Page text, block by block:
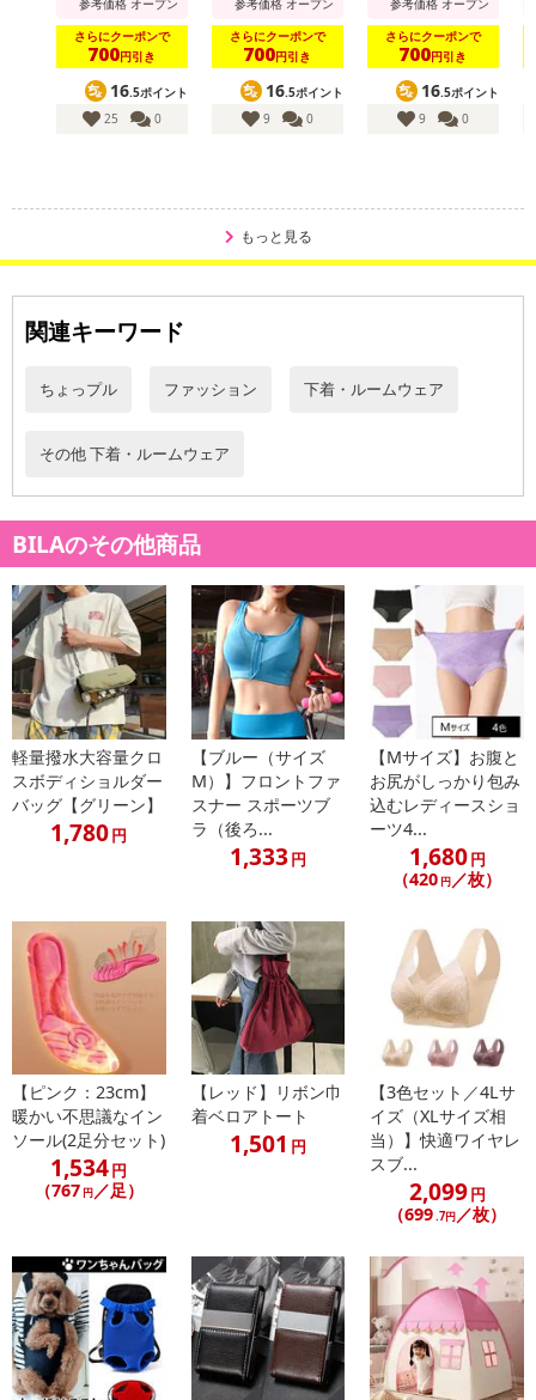
スタイリッシュで暖かい！！！
いつまでも履いていたくなるソフトな履き心地♪
脱ぎ履きしやすいショートタイプの「フリース調ルームシューズ2足
【サイズ(約)】フリーサイズ 23cm（伸縮性あり）
※サイズは平置き測りの為、多少の誤差が生じる場合がございま
・注意事項：
・また、折り畳んで発送致しますので、しわなどが生じる場合が
あります。
・お使いのモニターや端末により、質感・色合いが実際の商品と
異なって見える場合がございます。
・表記サイズは測り方によって1〜2cmの誤差が生じる場合がござ
います。ご了承くださいませ。
注意事項
【賞味・消費期限のある商品について】
商品到着時点でのお日持ち期間は、配送日数などにより異なります
のでご了承ください。
【キャンセルについて】
※お申込み後のキャンセルはお受けできません。
記載されている内容を必ずご確認いただき、お届けする商品セット
にご納得いただきましたうえでお申し込みください。
※パッケージ変更や商品リニューアル（成分など含む）等により、
参考の掲載画像や画像内のバーコードなど、お届け商品と多少異な
る場合がございます。
また、[新たな加工食品の原料原産地表示制度]の経過措置期間の終
了により、商品詳細内に記載の原産国・原材料の表記が旧表記の場
合がございます。
あらかじめご了承いただいた上でお申込みください。なお、本理由
によるお申込み後のキャンセル・返品交換は対応いたしかねます。
【お支払いについて】
※送料はお試し費用に含まれております。
※d払い、PayPay、au PAY、au PAY（auかんたん決済）、ソフトバ
Payでお支払いの場合、決済のため外部サイトへ遷移します。
※予約商品は決済手段ごとに定められた決済期限日にお支払いを完
了することがございます。ご了承いただいたうえでお申し込みくだ
さい。
さらにクーポンで
700円引き
16.5ポイント
25
0
さらにクーポンで
700円引き
16.5ポイント
9
0
さらにクーポンで
700円引き
16.5ポイント
9
0
もっと見る
関連キーワード
ちょっプル ファッション 下着・ルームウェア
その他 下着・ルームウェア
BILAのその他商品
軽量撥水大容量クロ
スボディショルダー
バッグ【グリーン】
1,780円
【ブルー（サイズ
M）】フロントファ
スナー スポーツブ
ラ（後ろ...
1,333円
【Mサイズ】お腹と
お尻がしっかり包み
込むレディースショ
ーツ4...
1,680円
（420 円 ／枚）
【ピンク：23cm】
暖かい不思議なイン
ソール(2足分セット)
1,534円
（767 円／足）
【レッド】リボン巾
着ベロアトート
1,501 円
【3色セット／4Lサ
イズ（XLサイズ相
当）】快適ワイヤレ
スブ...
2,099円
（699.7円／枚）